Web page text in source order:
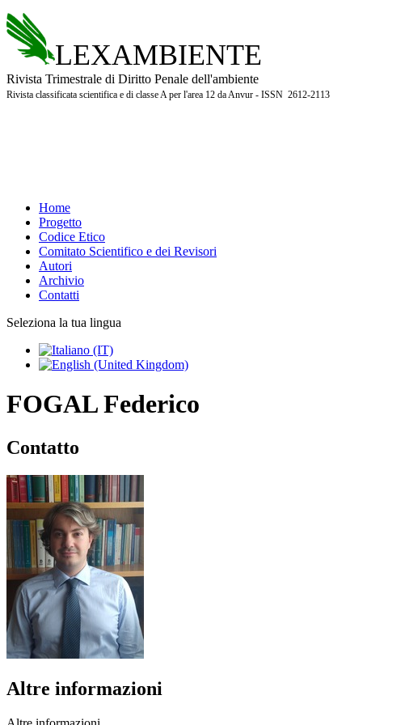
LEXAMBIENTE
Rivista Trimestrale di Diritto Penale dell'ambiente
Rivista classificata scientifica e di classe A per l'area 12 da Anvur - ISSN 2612-2113
Home
Progetto
Codice Etico
Comitato Scientifico e dei Revisori
Autori
Archivio
Contatti
Seleziona la tua lingua
FOGAL Federico
Contatto
Altre informazioni